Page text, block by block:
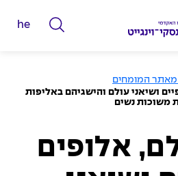
ה
ד
ל
he
המומחים
ושיאני עולם והישגיהם באליפות
משוכות נשים
אלופים